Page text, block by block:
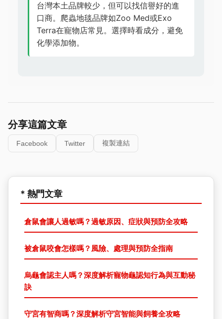
台灣本土品牌較少，但可以找信譽好的進
口商。爬蟲地毯品牌如Zoo Med或Exo
Terra在寵物店常見。選擇時看成分，避免
化學添加物。
分享這篇文章
Facebook Twitter 複製連結
* 熱門文章
倉鼠會讓人過敏嗎？過敏原因、症狀與預防全攻略
被倉鼠咬會怎樣嗎？風險、處理與預防全指南
烏龜會認主人嗎？深度解析寵物龜認知行為與互動秘
訣
守宮有智商嗎？深度解析守宮智能與飼養全攻略